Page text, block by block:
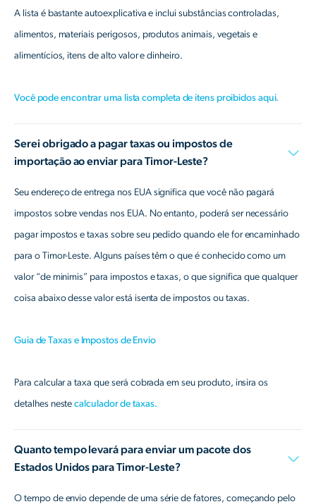
A lista é bastante autoexplicativa e inclui substâncias controladas,
alimentos, materiais perigosos, produtos animais, vegetais e
alimentícios, itens de alto valor e dinheiro.
Você pode encontrar uma lista completa de itens proibidos aqui.
Serei obrigado a pagar taxas ou impostos de
importação ao enviar para Timor-Leste?
Seu endereço de entrega nos EUA significa que você não pagará
impostos sobre vendas nos EUA. No entanto, poderá ser necessário
pagar impostos e taxas sobre seu pedido quando ele for encaminhado
para o Timor-Leste. Alguns países têm o que é conhecido como um
valor “de minimis” para impostos e taxas, o que significa que qualquer
coisa abaixo desse valor está isenta de impostos ou taxas.
Guia de Taxas e Impostos de Envio
Para calcular a taxa que será cobrada em seu produto, insira os
detalhes nestecalculador de taxas.
Quanto tempo levará para enviar um pacote dos
Estados Unidos para Timor-Leste?
O tempo de envio depende de uma série de fatores, começando pelo